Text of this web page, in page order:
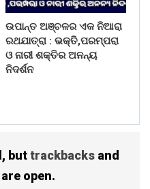
ଉପାନ୍ତ ଅଞ୍ଚଳର ଏକ ନିଆରା
ରଥଯାତ୍ରା : ଭକ୍ତି,ପରମ୍ପରା
ଓ ନାରୀ ଶକ୍ତିର ଅନନ୍ୟ
ନିଦର୍ଶନ
buttrackbacks and
open.